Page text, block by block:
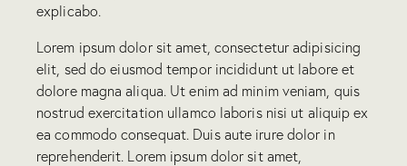
explicabo.
Lorem ipsum dolor sit amet, consectetur adipisicing
elit, sed do eiusmod tempor incididunt ut labore et
dolore magna aliqua. Ut enim ad minim veniam, quis
nostrud exercitation ullamco laboris nisi ut aliquip ex
ea commodo consequat. Duis aute irure dolor in
reprehenderit. Lorem ipsum dolor sit amet,